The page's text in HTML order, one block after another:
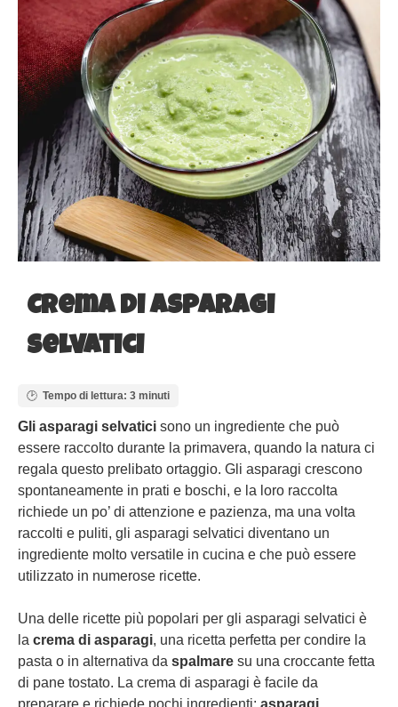
Crema di asparagi
selvatici
Tempo di lettura: 3 minuti
Gli asparagi selvatici sono un ingrediente che può
essere raccolto durante la primavera, quando la natura ci
regala questo prelibato ortaggio. Gli asparagi crescono
spontaneamente in prati e boschi, e la loro raccolta
richiede un po’ di attenzione e pazienza, ma una volta
raccolti e puliti, gli asparagi selvatici diventano un
ingrediente molto versatile in cucina e che può essere
utilizzato in numerose ricette.
Una delle ricette più popolari per gli asparagi selvatici è
la crema di asparagi, una ricetta perfetta per condire la
pasta o in alternativa da spalmare su una croccante fetta
di pane tostato. La crema di asparagi è facile da
preparare e richiede pochi ingredienti: asparagi